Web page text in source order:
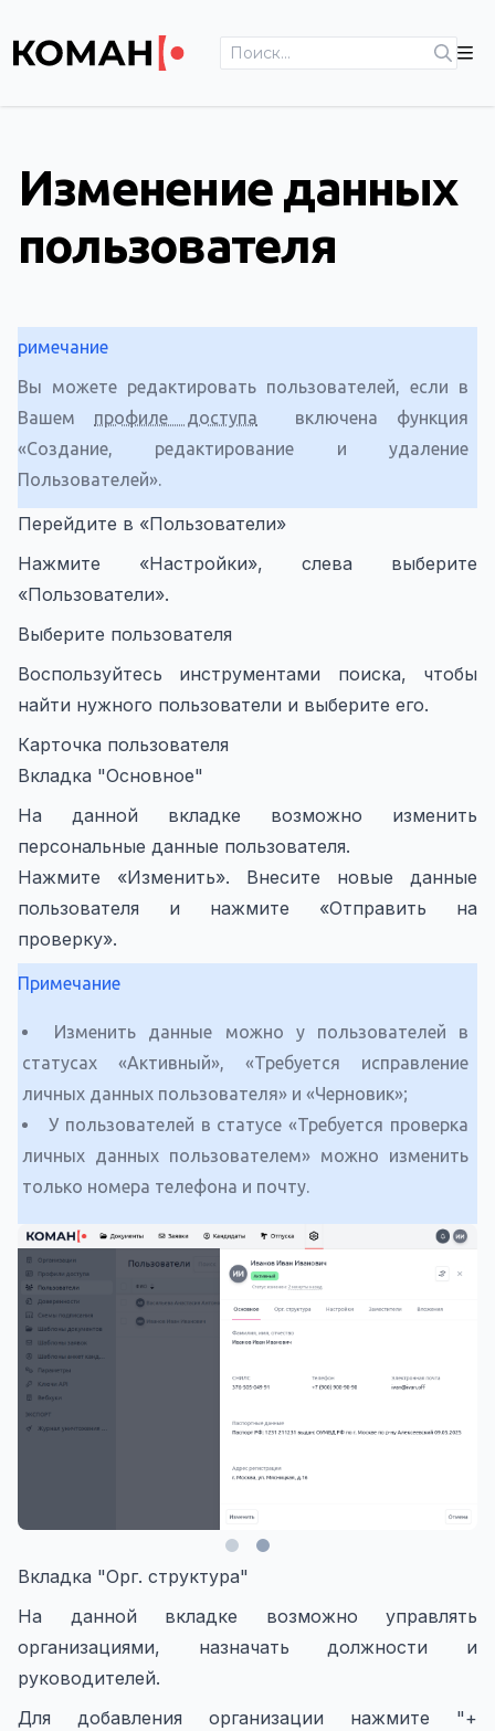
Изменение данных
пользователя
римечание
Вы можете редактировать пользователей, если в
Вашем профиле доступа включена функция
«Создание, редактирование и удаление
Пользователей».
Перейдите в «Пользователи»
Нажмите «Настройки», слева выберите
«Пользователи».
Выберите пользователя
Воспользуйтесь инструментами поиска, чтобы
найти нужного пользователи и выберите его.
Карточка пользователя
Вкладка "Основное"
На данной вкладке возможно изменить
персональные данные пользователя.
Нажмите «Изменить». Внесите новые данные
пользователя и нажмите «Отправить на
проверку».
Примечание
Изменить данные можно у пользователей в
статусах «Активный», «Требуется исправление
личных данных пользователя» и «Черновик»;
У пользователей в статусе «Требуется проверка
личных данных пользователем» можно изменить
только номера телефона и почту.
Вкладка "Орг. структура"
На данной вкладке возможно управлять
организациями, назначать должности и
руководителей.
Для добавления организации нажмите "+